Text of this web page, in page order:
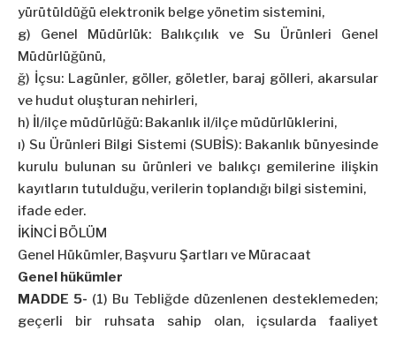
yürütüldüğü elektronik belge yönetim sistemini,
g) Genel Müdürlük: Balıkçılık ve Su Ürünleri Genel
Müdürlüğünü,
ğ) İçsu: Lagünler, göller, göletler, baraj gölleri, akarsular
ve hudut oluşturan nehirleri,
h) İl/ilçe müdürlüğü: Bakanlık il/ilçe müdürlüklerini,
ı) Su Ürünleri Bilgi Sistemi (SUBİS): Bakanlık bünyesinde
kurulu bulunan su ürünleri ve balıkçı gemilerine ilişkin
kayıtların tutulduğu, verilerin toplandığı bilgi sistemini,
ifade eder.
İKİNCİ BÖLÜM
Genel Hükümler, Başvuru Şartları ve Müracaat
Genel hükümler
MADDE 5- (1) Bu Tebliğde düzenlenen desteklemeden;
geçerli bir ruhsata sahip olan, içsularda faaliyet